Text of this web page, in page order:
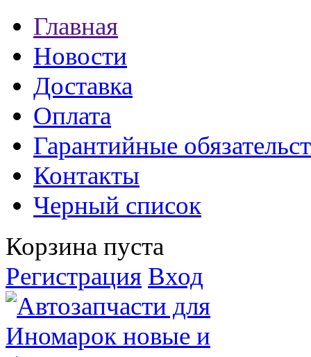
Главная
Новости
Доставка
Оплата
Гарантийные
Контакты
Черный список
Корзина пуста
Регистрация Вход